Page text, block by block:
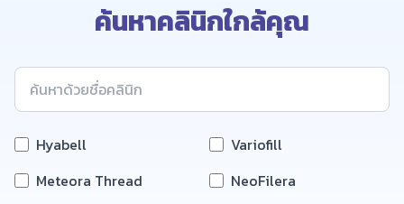
ค้นหาคลินิกใกล้คุณ
Hyabell
Variofill
Meteora Thread
NeoFilera